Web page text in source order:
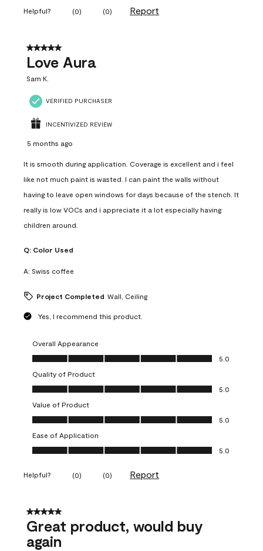
Helpful? (0) (0) Report
5 out of 5 stars.
Love Aura
Sam K.
VERIFIED PURCHASER
INCENTIVIZED REVIEW
5 months ago
It is smooth during application. Coverage is excellent and i feel
like not much paint is wasted. I can paint the walls without
having to leave open windows for days because of the stench. It
really is low VOCs and i appreciate it a lot especially having
children around.
Q: Color Used
A: Swiss coffee
Project Completed Wall, Ceiling
Yes, I recommend this product.
Overall Appearance
Overall Appearance, 5.0 out of 5
5.0
Quality of Product
Quality of Product, 5.0 out of 5
5.0
Value of Product
Value of Product, 5.0 out of 5
5.0
Ease of Application
Ease of Application, 5.0 out of 5
5.0
Helpful? (0) (0) Report
5 out of 5 stars.
Great product, would buy
again